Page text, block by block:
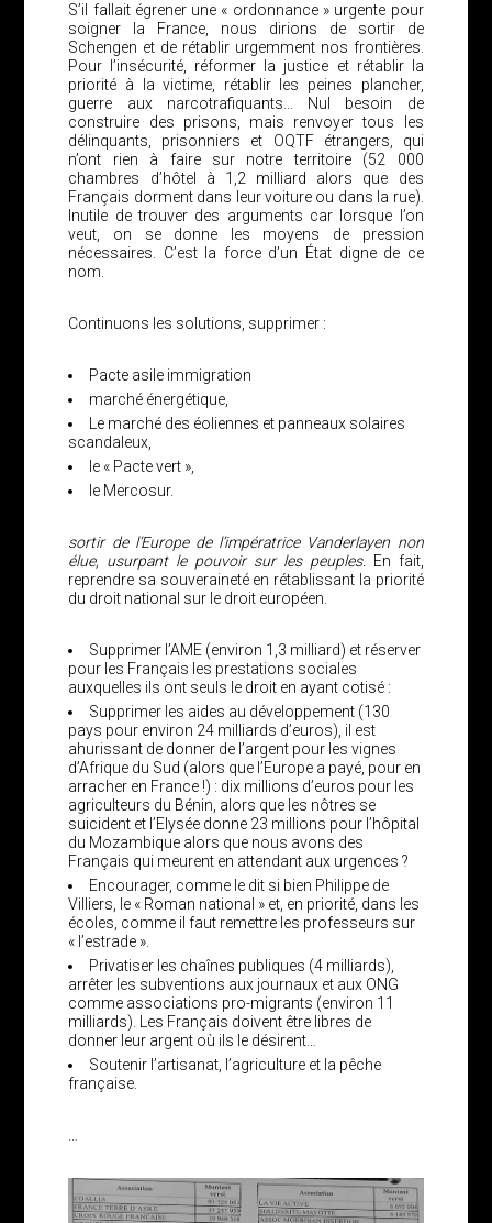
S’il fallait égrener une « ordonnance » urgente pour
soigner la France, nous dirions de sortir de
Schengen et de rétablir urgemment nos frontières.
Pour l’insécurité, réformer la justice et rétablir la
priorité à la victime, rétablir les peines plancher,
guerre aux narcotrafiquants… Nul besoin de
construire des prisons, mais renvoyer tous les
délinquants, prisonniers et OQTF étrangers, qui
n’ont rien à faire sur notre territoire (52 000
chambres d’hôtel à 1,2 milliard alors que des
Français dorment dans leur voiture ou dans la rue).
Inutile de trouver des arguments car lorsque l’on
veut, on se donne les moyens de pression
nécessaires. C’est la force d’un État digne de ce
nom.
Continuons les solutions, supprimer :
Pacte asile immigration
marché énergétique,
Le marché des éoliennes et panneaux solaires
scandaleux,
le « Pacte vert »,
le Mercosur.
sortir de l’Europe de l’impératrice Vanderlayen non
élue, usurpant le pouvoir sur les peuples. En fait,
reprendre sa souveraineté en rétablissant la priorité
du droit national sur le droit européen.
Supprimer l’AME (environ 1,3 milliard) et réserver
pour les Français les prestations sociales
auxquelles ils ont seuls le droit en ayant cotisé :
Supprimer les aides au développement (130
pays pour environ 24 milliards d’euros), il est
ahurissant de donner de l’argent pour les vignes
d’Afrique du Sud (alors que l’Europe a payé, pour en
arracher en France !) : dix millions d’euros pour les
agriculteurs du Bénin, alors que les nôtres se
suicident et l’Elysée donne 23 millions pour l’hôpital
du Mozambique alors que nous avons des
Français qui meurent en attendant aux urgences ?
Encourager, comme le dit si bien Philippe de
Villiers, le « Roman national » et, en priorité, dans les
écoles, comme il faut remettre les professeurs sur
« l’estrade ».
Privatiser les chaînes publiques (4 milliards),
arrêter les subventions aux journaux et aux ONG
comme associations pro-migrants (environ 11
milliards). Les Français doivent être libres de
donner leur argent où ils le désirent…
Soutenir l’artisanat, l’agriculture et la pêche
française.